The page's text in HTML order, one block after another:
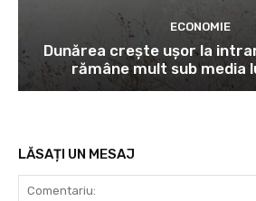
ECONOMIE
Dunărea crește ușor la
rămâne mult sub media
LĂSAȚI UN MESAJ